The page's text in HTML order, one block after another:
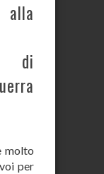
di
molto
per